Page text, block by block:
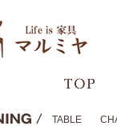
TABLE